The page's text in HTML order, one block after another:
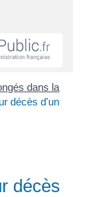
dans la
décès d'un
décès